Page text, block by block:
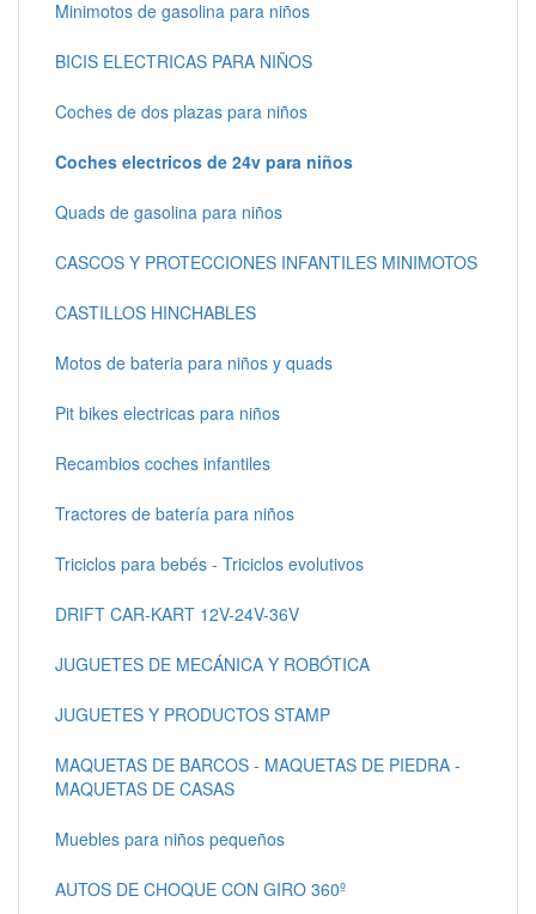
Minimotos de gasolina para niños
BICIS ELECTRICAS PARA NIÑOS
Coches de dos plazas para niños
Coches electricos de 24v para niños
Quads de gasolina para niños
CASCOS Y PROTECCIONES INFANTILES MINIMOTOS
CASTILLOS HINCHABLES
Motos de bateria para niños y quads
Pit bikes electricas para niños
Recambios coches infantiles
Tractores de batería para niños
Triciclos para bebés - Triciclos evolutivos
DRIFT CAR-KART 12V-24V-36V
JUGUETES DE MECÁNICA Y ROBÓTICA
JUGUETES Y PRODUCTOS STAMP
MAQUETAS DE BARCOS - MAQUETAS DE PIEDRA -
MAQUETAS DE CASAS
Muebles para niños pequeños
AUTOS DE CHOQUE CON GIRO 360º